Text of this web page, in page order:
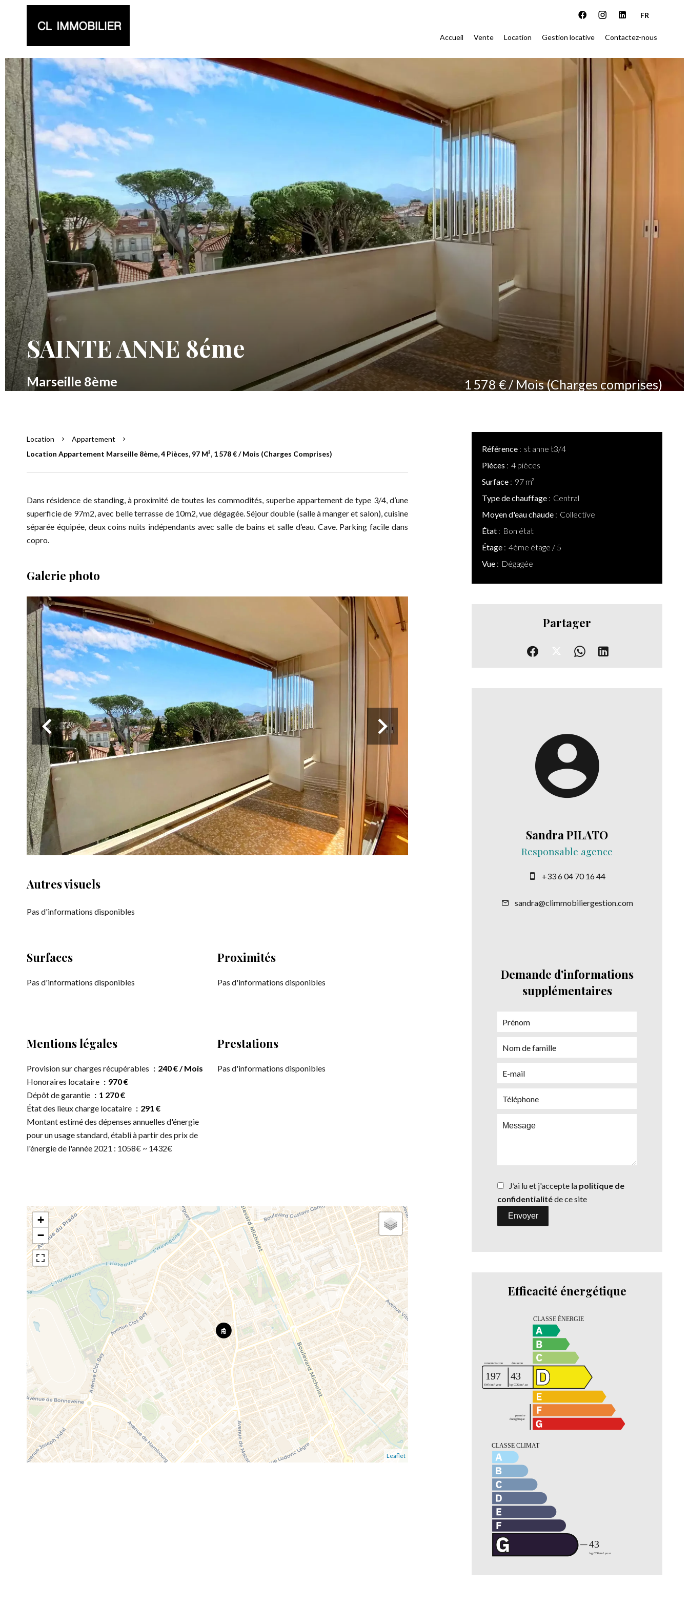
FR
Accueil Vente Location Gestion locative Contactez-nous
SAINTE ANNE 8éme
Marseille 8ème 1 578 € / Mois (Charges comprises)
Location
Appartement
Location Appartement Marseille 8ème, 4 Pièces, 97 M², 1 578 € / Mois (Charges Comprises)
Dans résidence de standing, à proximité de toutes les commodités, superbe appartement de type 3/4, d’une
superficie de 97m2, avec belle terrasse de 10m2, vue dégagée. Séjour double (salle à manger et salon), cuisine
séparée équipée, deux coins nuits indépendants avec salle de bains et salle d’eau. Cave. Parking facile dans
copro.
Galerie photo
Autres visuels
Pas d'informations disponibles
Surfaces
Pas d'informations disponibles
Proximités
Pas d'informations disponibles
Mentions légales
Provision sur charges récupérables
240 € / Mois
Honoraires locataire
970 €
Dépôt de garantie
1 270 €
État des lieux charge locataire
291 €
Montant estimé des dépenses annuelles d'énergie
pour un usage standard, établi à partir des prix de
l'énergie de l'année 2021 : 1058€ ~ 1432€
Prestations
Pas d'informations disponibles
+
−
Leaflet
Référence
st anne t3/4
Pièces
4 pièces
Surface
97 m²
Type de chauffage
Central
Moyen d'eau chaude
Collective
État
Bon état
Étage
4ème étage / 5
Vue
Dégagée
Partager
Sandra PILATO
Responsable agence
+33 6 04 70 16 44
sandra@climmobiliergestion.com
Demande d'informations
supplémentaires
J’ai lu et j'accepte la politique de
confidentialitéde ce site
Envoyer
Efficacité énergétique